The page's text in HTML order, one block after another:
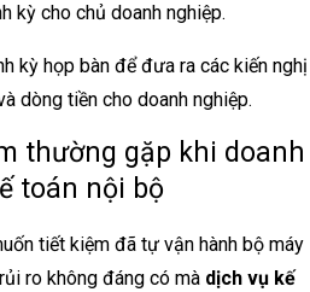
kỳ cho chủ doanh nghiệp.
kỳ họp bàn để đưa ra các kiến nghị
dòng tiền cho doanh nghiệp.
thường gặp khi doanh
toán nội bộ
tiết kiệm đã tự vận hành bộ máy
ro không đáng có mà dịch vụ kế